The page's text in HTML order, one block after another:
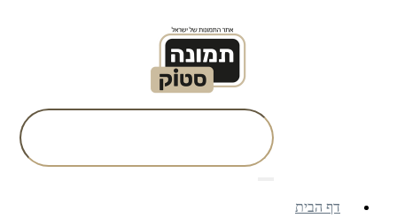
דף הבית